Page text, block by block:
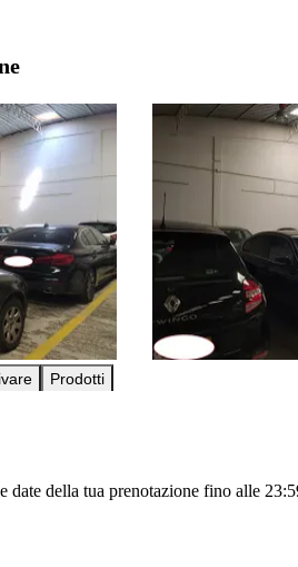
Prodotti
date della tua prenotazione fino alle